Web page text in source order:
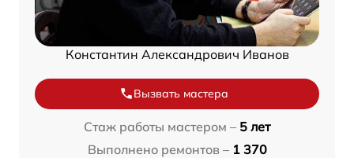
Константин Александрович Иванов
Вызвать мастера
Стаж работы мастером – 5 лет
Выполнено ремонтов – 1 370